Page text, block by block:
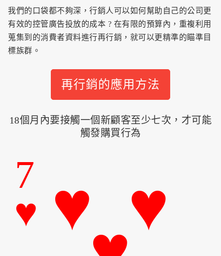
我們的口袋都不夠深，行銷人可以如何幫助自己的公司更
有效的控管廣告投放的成本 ? 在有限的預算內，重複利用
蒐集到的消費者資料進行再行銷，就可以更精準的瞄準目
標族群。
再行銷的應用方法
18個月內要接觸一個新顧客至少七次，才可能
觸發購買行為